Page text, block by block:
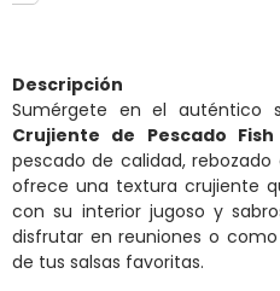
Descripción
Sumérgete en el auténtico
Crujiente de Pescado
pescado de calidad,
ofrece una textura crujiente
con su interior jugoso y
disfrutar en reuniones o
de tus salsas favoritas.